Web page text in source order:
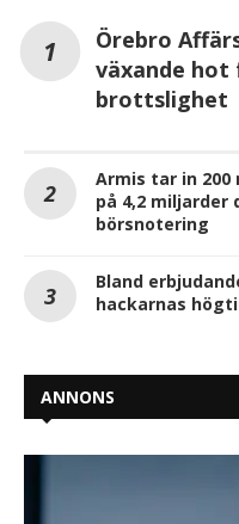
Örebro
växande hot
brottslighet
Armis tar in 200
på 4,2 miljarder
börsnotering
Bland
hackarnas
ANNONS